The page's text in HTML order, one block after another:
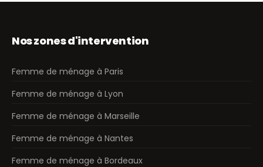
Nos zones d'intervention
Femme de ménage à Paris
Femme de ménage à Lyon
Femme de ménage à Marseille
Femme de ménage à Nantes
Femme de ménage à Bordeaux